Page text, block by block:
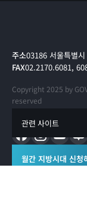
관련 사이트
주소03186 서울특별
FAX02.2170.6081,
Copyright 2025 by
reserved
월간 지방시대 신청